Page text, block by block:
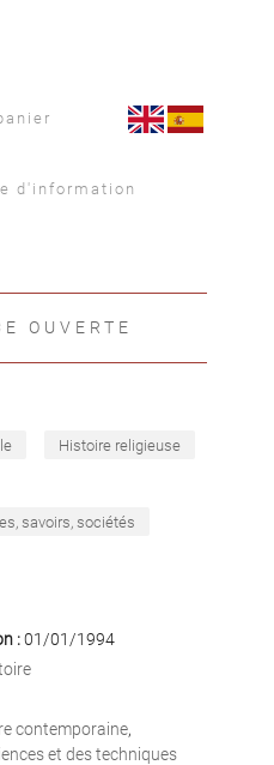
d'information
OUVERTE
Histoire religieuse
savoirs, sociétés
:01/01/1994
contemporaine,
et des techniques